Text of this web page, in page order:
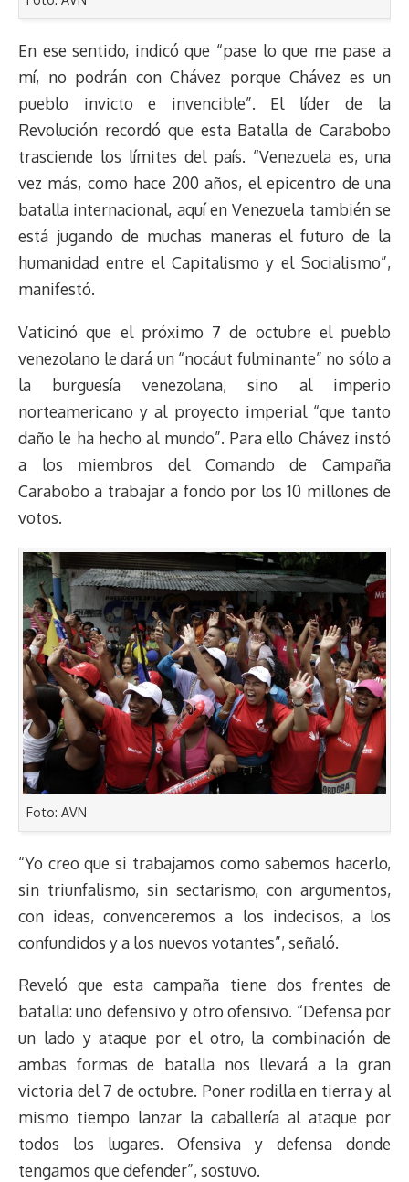
En ese sentido, indicó que “pase lo que me pase a
mí, no podrán con Chávez porque Chávez es un
pueblo invicto e invencible”. El líder de la
Revolución recordó que esta Batalla de Carabobo
trasciende los límites del país. “Venezuela es, una
vez más, como hace 200 años, el epicentro de una
batalla internacional, aquí en Venezuela también se
está jugando de muchas maneras el futuro de la
humanidad entre el Capitalismo y el Socialismo”,
manifestó.
Vaticinó que el próximo 7 de octubre el pueblo
venezolano le dará un “nocáut fulminante” no sólo a
la burguesía venezolana, sino al imperio
norteamericano y al proyecto imperial “que tanto
daño le ha hecho al mundo”. Para ello Chávez instó
a los miembros del Comando de Campaña
Carabobo a trabajar a fondo por los 10 millones de
votos.
Foto: AVN
“Yo creo que si trabajamos como sabemos hacerlo,
sin triunfalismo, sin sectarismo, con argumentos,
con ideas, convenceremos a los indecisos, a los
confundidos y a los nuevos votantes”, señaló.
Reveló que esta campaña tiene dos frentes de
batalla: uno defensivo y otro ofensivo. “Defensa por
un lado y ataque por el otro, la combinación de
ambas formas de batalla nos llevará a la gran
victoria del 7 de octubre. Poner rodilla en tierra y al
mismo tiempo lanzar la caballería al ataque por
todos los lugares. Ofensiva y defensa donde
tengamos que defender”, sostuvo.